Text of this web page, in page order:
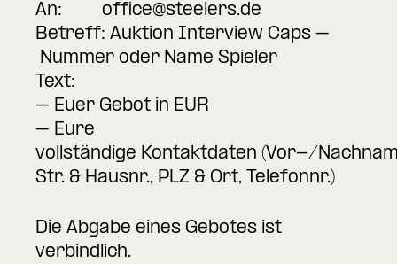
An: office@steelers.de
Betreff: Auktion Interview Caps –
Nummer oder Name Spieler
Text:
– Euer Gebot in EUR
– Eure
vollständige Kontaktdaten (Vor-/
Str. & Hausnr., PLZ & Ort, Telefonnr.)
Die Abgabe eines Gebotes ist
verbindlich.